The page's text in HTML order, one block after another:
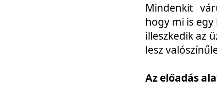
Mindenkit
hogy mi is
illeszkedik az
lesz
Az előadás